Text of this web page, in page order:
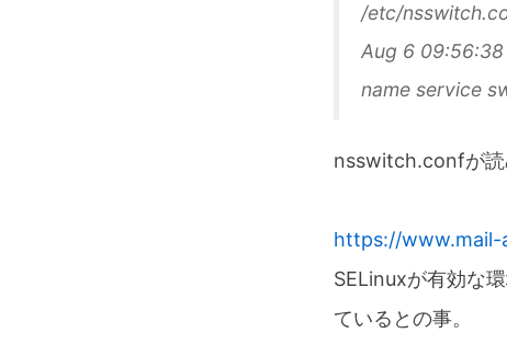
/etc/
Aug 6 09:56:38
name service
nsswitch.confが読
https://www.mail-
SELinuxが有効な
ているとの事。